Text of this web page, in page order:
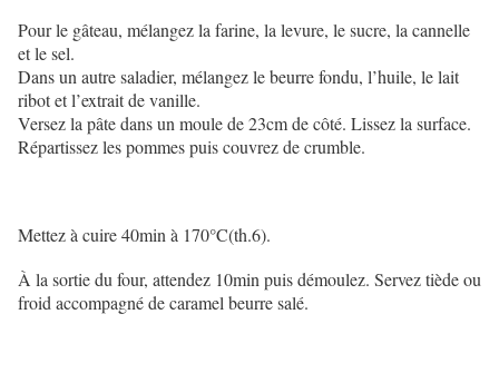
Pour le gâteau, mélangez la farine, la levure, le sucre, la cannelle
et le sel.
Dans un autre saladier, mélangez le beurre fondu, l’huile, le lait
ribot et l’extrait de vanille.
Versez la pâte dans un moule de 23cm de côté. Lissez la surface.
Répartissez les pommes puis couvrez de crumble.
Mettez à cuire 40min à 170°C(th.6).
À la sortie du four, attendez 10min puis démoulez. Servez tiède ou
froid accompagné de caramel beurre salé.